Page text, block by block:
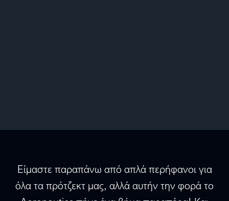
Είμαστε παραπάνω από απλά περήφανοι για
όλα τα πρότζεκτ μας, αλλά αυτήν την φορά το